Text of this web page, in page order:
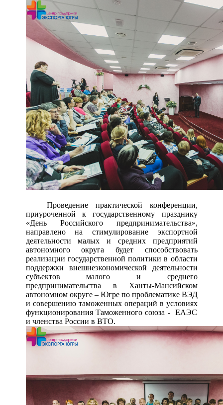
Проведение практической конференции,
приуроченной к государственному празднику
«День Российского предпринимательства»,
направлено на стимулирование экспортной
деятельности малых и средних предприятий
автономного округа будет способствовать
реализации государственной политики в области
поддержки внешнеэкономической деятельности
субъектов малого и среднего
предпринимательства в Ханты-Мансийском
автономном округе – Югре по проблематике ВЭД
и совершению таможенных операций в условиях
функционирования Таможенного союза - ЕАЭС
и членства России в ВТО.